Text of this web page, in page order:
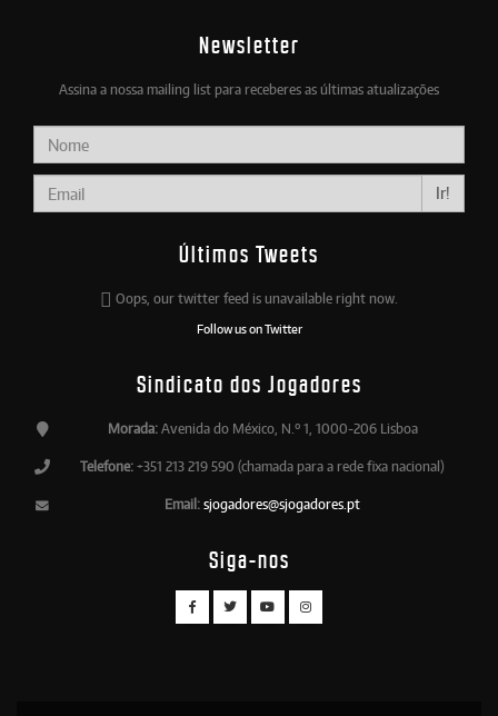
Newsletter
Assina a nossa mailing list para receberes as últimas atualizações
Ir!
Últimos Tweets
Oops, our twitter feed is unavailable right now.
Follow us on Twitter
Sindicato dos Jogadores
Morada:Avenida do México, N.º 1, 1000-206 Lisboa
Telefone: +351 213 219 590 (chamada para a rede fixa nacional)
Email: sjogadores@sjogadores.pt
Siga-nos